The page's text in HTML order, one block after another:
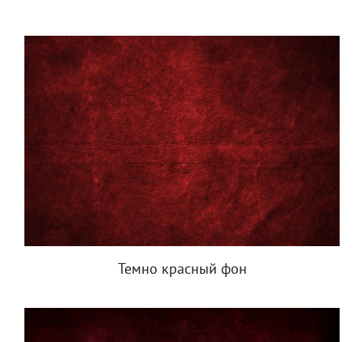
Темно красный фон